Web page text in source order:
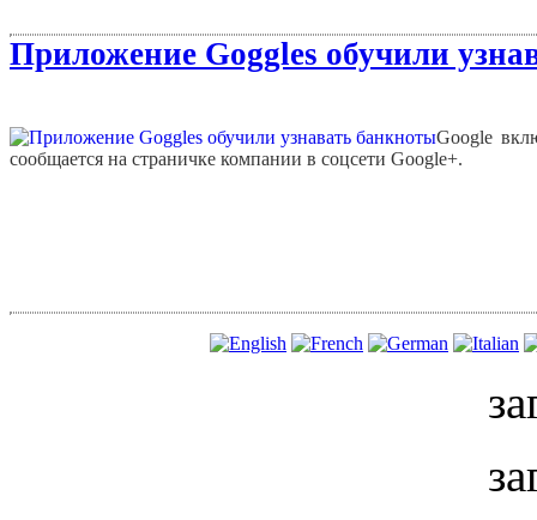
Приложение Goggles обучили
Google
сообщается на страничке компании в соцсети Google+.